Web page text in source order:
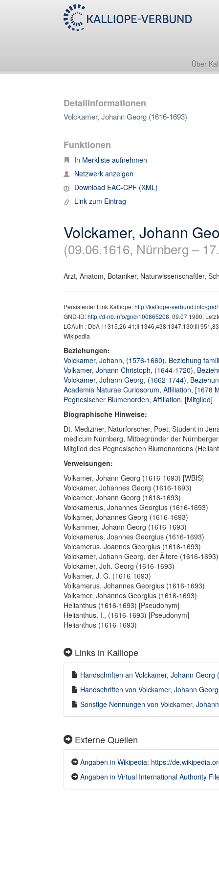
Über
Detailinformationen
Volckamer, Johann Georg (1616-1693)
Funktionen
In Merkliste aufnehmen
Netzwerk anzeigen
Download EAC-CPF (XML)
Link zum Eintrag
Volckamer, Johann
(09.06.1616, Nürnberg –
Arzt, Anatom, Botaniker, Naturwissenschaftler,
Persistenter Link Kalliope:http://kalliope-verbund.info/
GND-ID:http://d-nb.info/gnd/100865208, 09.07.1990,
LCAuth ; DbA I 1315,26-41;II 1346,438;1347,130;III
Wikipedia
Beziehungen:
Volckamer, Johann, (1576-1660), Beziehung
Volkamer, Johann Christoph, (1644-1720),
Volckamer, Johann Georg, (1662-1744),
Academia Naturae Curiosorum, Affiliation, [1678
Pegnesischer Blumenorden, Affiliation, [Mitglied]
Biographische Hinweise:
Dt. Mediziner, Naturforscher, Poet; Student in
medicum Nürnberg, Mitbegründer der
Mitglied des Pegnesischen Blumenordens
Verweisungen:
Volkamer, Johann Georg (1616-1693) [WBIS]
Volckamer, Johannes Georg (1616-1693)
Volcamer, Johann Georg (1616-1693)
Volckamerus, Johannes Georgius (1616-1693)
Volkamer, Johannes Georg (1616-1693)
Volkammer, Johann Georg (1616-1693)
Volckamerus, Joannes Georgius (1616-1693)
Volcamerus, Joannes Georgius (1616-1693)
Volckamer, Johann Georg, der Ältere (1616-1693)
Volckamer, Joh. Georg (1616-1693)
Volkamer, J. G. (1616-1693)
Volkamerus, Johannes Georgius (1616-1693)
Volkamer, Johannes Georgius (1616-1693)
Helianthus (1616-1693) [Pseudonym]
Helianthus, I., (1616-1693) [Pseudonym]
Helianthus (1616-1693)
Links in Kalliope
Handschriften an Volckamer, Johann
Handschriften von Volckamer, Johann
Sonstige Nennungen von Volckamer,
Externe Quellen
Angaben in Wikipedia: https://
Angaben in Virtual International Authority